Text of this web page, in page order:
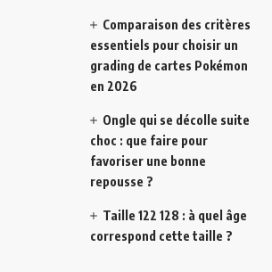
Comparaison des critères
essentiels pour choisir un
grading de cartes Pokémon
en 2026
Ongle qui se décolle suite
choc : que faire pour
favoriser une bonne
repousse ?
Taille 122 128 : à quel âge
correspond cette taille ?